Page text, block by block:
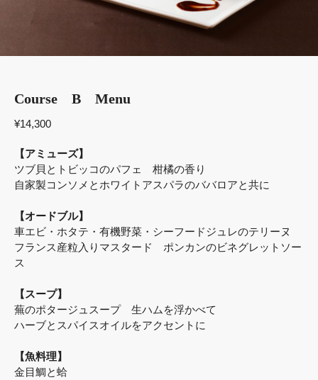
Course B Menu
¥14,300
【アミューズ】
ツブ貝とトビッコのパフェ 柑橘の香り
自家製コンソメとホワイトアスパラのババロアと共に
【オードブル】
車エビ・ホタテ・有機野菜・シーフードジュレのテリーヌ
フランス産粒入りマスタード ポンカンのビネグレットソー
ス
【スープ】
蕪のポタージュスープ 生ハムを浮かべて
ハーブとスパイスオイルをアクセントに
【魚料理】
金目鯛と蛤